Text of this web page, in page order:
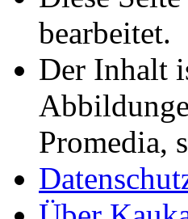
bearbeitet.
Der Inhalt
Promedia,